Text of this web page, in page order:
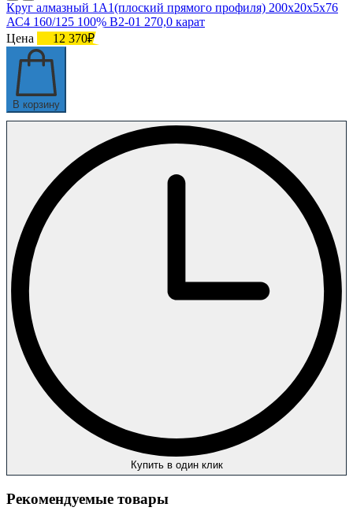
Круг алмазный 1А1(плоский прямого профиля) 200х20х5х76
АС4 160/125 100% В2-01 270,0 карат
Цена
12 370₽
В корзину
Купить в один клик
Рекомендуемые товары